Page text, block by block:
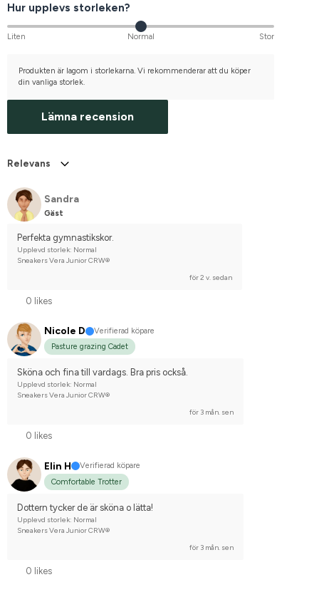
Hur upplevs storleken?
Liten Normal Stor
Produkten är lagom i storlekarna. Vi rekommenderar att du köper
din vanliga storlek.
Lämna recension
Relevans
Sandra
Gäst
Perfekta gymnastikskor.
Upplevd storlek: Normal
Sneakers Vera Junior CRW®
för 2 v. sedan
0 likes
Nicole D
Verifierad köpare
Pasture grazing Cadet
Sköna och fina till vardags. Bra pris också.
Upplevd storlek: Normal
Sneakers Vera Junior CRW®
för 3 mån. sen
0 likes
Elin H
Verifierad köpare
Comfortable Trotter
Dottern tycker de är sköna o lätta!
Upplevd storlek: Normal
Sneakers Vera Junior CRW®
för 3 mån. sen
0 likes